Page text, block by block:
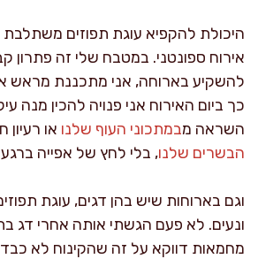
היכולת להקפיא עוגת תפוזים
אירוח ספונטני. במטבח שלי זה פתרון
להשקיע בארוחה, אני מתכננת מראש
כך ביום האירוח אני פנויה להכין מנה
השראה מבמתכוני העוף שלנו או רעיון
הבשרים שלנו, בלי לחץ של אפייה
וגם בארוחות שיש בהן דגים, עוגת
ונעים. לא פעם הגשתי אותה אחרי דג
מחמאות דווקא על זה שהקינוח לא